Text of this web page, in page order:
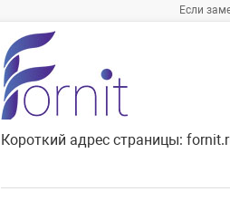
Если
Короткий адрес страницы: